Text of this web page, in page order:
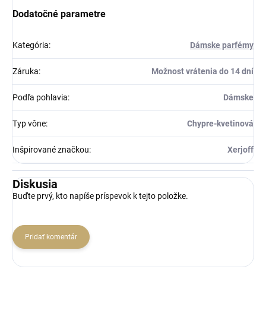
Dodatočné parametre
Kategória: Dámske parfémy
Záruka: Možnost vrátenia do 14 dní
Podľa pohlavia: Dámske
Typ vône: Chypre-kvetinová
Inšpirované značkou: Xerjoff
Diskusia
Buďte prvý, kto napíše príspevok k tejto položke.
Pridať komentár